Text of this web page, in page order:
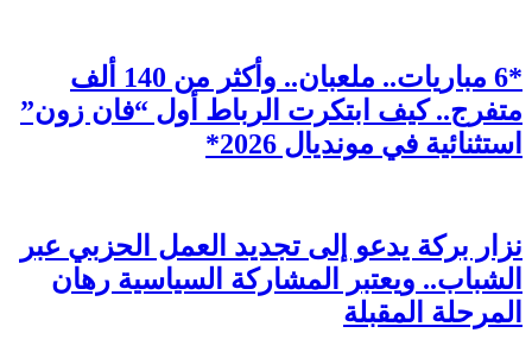
*6 مباريات.. ملعبان.. وأكثر من 140 ألف
متفرج.. كيف ابتكرت الرباط أول “فان زون”
استثنائية في مونديال 2026*
نزار بركة يدعو إلى تجديد العمل الحزبي عبر
الشباب.. ويعتبر المشاركة السياسية رهان
المرحلة المقبلة